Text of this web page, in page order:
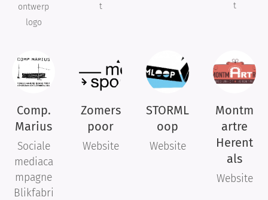
ontwerp
logo
t
t
Comp.
Marius
Sociale
mediaca
mpagne
Blikfabri
Zomers
poor
Website
STORML
oop
Website
Montm
artre
Herent
als
Website